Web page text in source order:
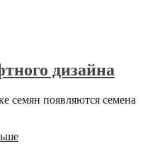
дизайна
семян появляются семена